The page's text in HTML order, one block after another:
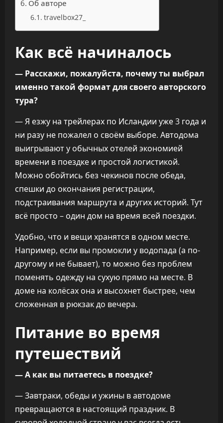
Об авторе
travelbox27_
Как всё начиналось
— Расскажи, пожалуйста, почему ты выбрал
именно такой формат для своего авторского
тура?
— Я езжу на трейлерах по Исландии уже 3 года и
ни разу не пожалел о своём выборе. Автодома
выигрывают у обычных отелей экономией
времени в поездке и простой логистикой.
Можно обойтись без чекинов после обеда,
спешки до окончания регистрации,
подстраивания маршрута и других историй. Тут
всё просто – один дом на время всей поездки.
Удобно, что и вещи хранятся в одном месте.
Например, если вы промокли у водопада (а по-
другому и не бывает), то можно без проблем
поменять одежду на сухую прямо на месте. В
доме на колёсах она и высохнет быстрее, чем
сложенная в рюкзак до вечера.
Питание во время
путешествий
— А как вы питаетесь в поездке?
— Завтраки, обеды и ужины в автодоме
превращаются в настоящий праздник. В